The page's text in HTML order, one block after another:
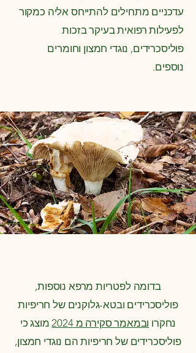
עדכניים מתחילים להתייחס אליה כמקור
לפעילות רפואית בעיקר בזכות
פוליסכרידים, נוגדי חמצון וחומרים
נוספים.
בדומה לפטריות מרפא נוספות,
פוליסכרידים ובטא-גלוקנים של חריפיות
נחקרו ובמאמר סקירה מ 2024
מוצג כי
פוליסכרידים של חריפיות הם נוגדי חמצון,